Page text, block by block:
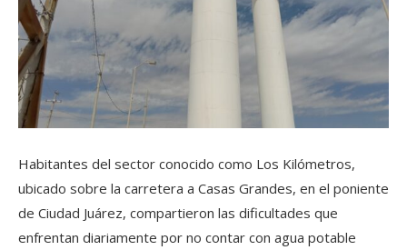
Habitantes del sector conocido como Los Kilómetros,
ubicado sobre la carretera a Casas Grandes, en el poniente
de Ciudad Juárez, compartieron las dificultades que
enfrentan diariamente por no contar con agua potable